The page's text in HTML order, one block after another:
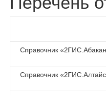
Справочник
Справочник